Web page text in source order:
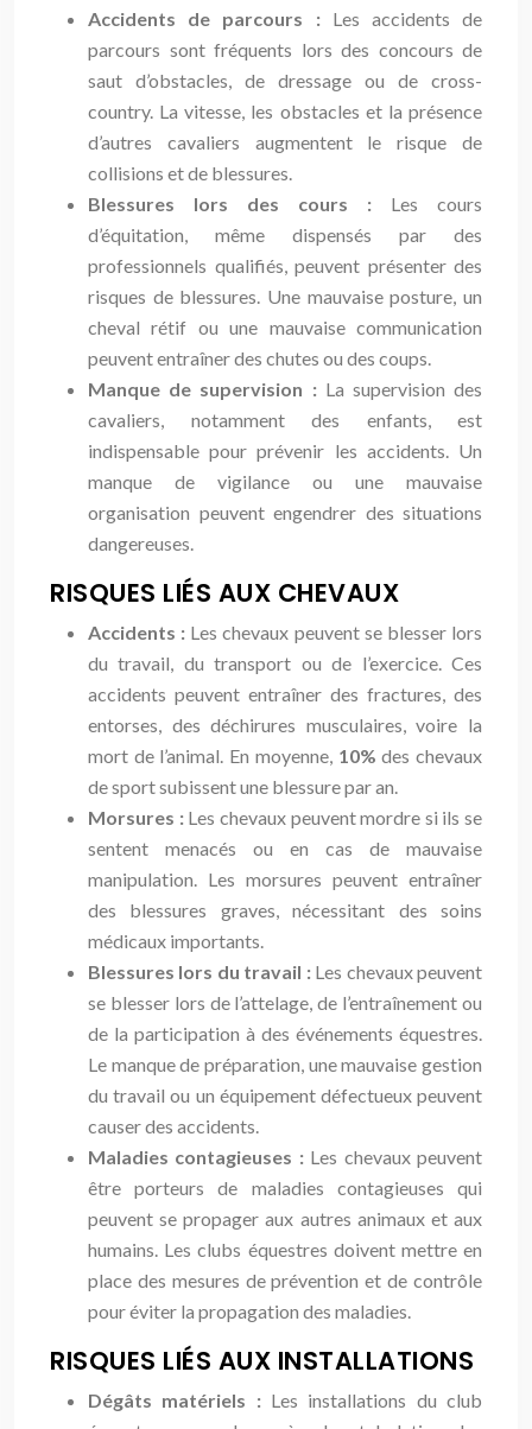
Accidents de parcours : Les accidents de
parcours sont fréquents lors des concours de
saut d’obstacles, de dressage ou de cross-
country. La vitesse, les obstacles et la présence
d’autres cavaliers augmentent le risque de
collisions et de blessures.
Blessures lors des cours : Les cours
d’équitation, même dispensés par des
professionnels qualifiés, peuvent présenter des
risques de blessures. Une mauvaise posture, un
cheval rétif ou une mauvaise communication
peuvent entraîner des chutes ou des coups.
Manque de supervision : La supervision des
cavaliers, notamment des enfants, est
indispensable pour prévenir les accidents. Un
manque de vigilance ou une mauvaise
organisation peuvent engendrer des situations
dangereuses.
RISQUES LIÉS AUX CHEVAUX
Accidents : Les chevaux peuvent se blesser lors
du travail, du transport ou de l’exercice. Ces
accidents peuvent entraîner des fractures, des
entorses, des déchirures musculaires, voire la
mort de l’animal. En moyenne, 10%des chevaux
de sport subissent une blessure par an.
Morsures : Les chevaux peuvent mordre si ils se
sentent menacés ou en cas de mauvaise
manipulation. Les morsures peuvent entraîner
des blessures graves, nécessitant des soins
médicaux importants.
Blessures lors du travail : Les chevaux peuvent
se blesser lors de l’attelage, de l’entraînement ou
de la participation à des événements équestres.
Le manque de préparation, une mauvaise gestion
du travail ou un équipement défectueux peuvent
causer des accidents.
Maladies contagieuses : Les chevaux peuvent
être porteurs de maladies contagieuses qui
peuvent se propager aux autres animaux et aux
humains. Les clubs équestres doivent mettre en
place des mesures de prévention et de contrôle
pour éviter la propagation des maladies.
RISQUES LIÉS AUX INSTALLATIONS
Dégâts matériels : Les installations du club